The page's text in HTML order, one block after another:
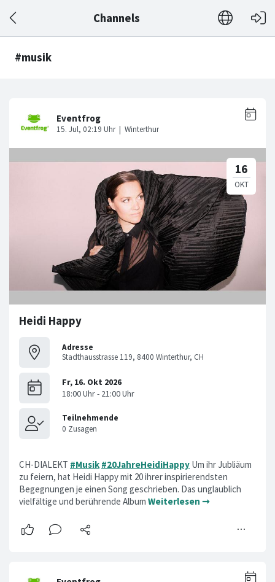
Channels
#musik
Heidi Happy
Adresse
Stadthausstrasse 119, 8400 Winterthur, CH
CH-DIALEKT #Musik #20JahreHeidiHappy Um ihr Jubliäum
zu feiern, hat Heidi Happy mit 20 ihrer inspirierendsten
Begegnungen je einen Song geschrieben. Das unglaublich
vielfältige und berührende Album Weiterlesen ➞